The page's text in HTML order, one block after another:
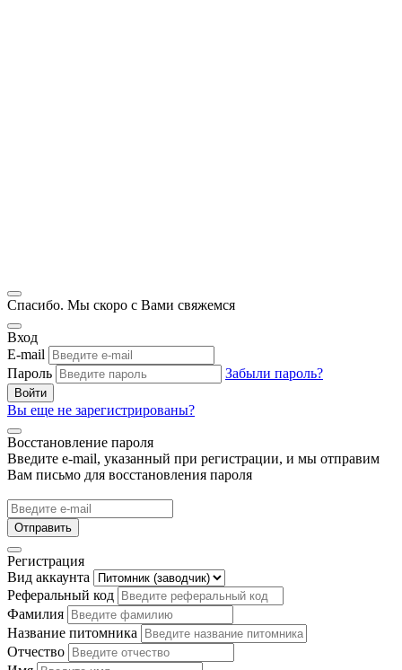
Спасибо. Мы скоро с Вами свяжемся
Вход
E-mail
Пароль
Забыли пароль?
Войти
Вы еще не зарегистрированы?
Восстановление пароля
Введите e-mail, указанный при регистрации, и мы отправим
Вам письмо для восстановления пароля
Отправить
Регистрация
Вид аккаунта
Реферальный код
Фамилия
Название питомника
Отчество